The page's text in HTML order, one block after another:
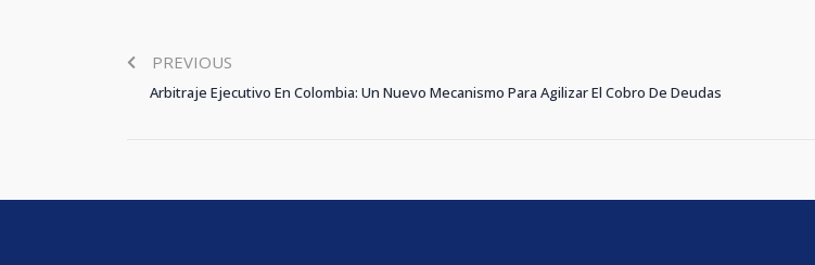
PREVIOUS
Arbitraje Ejecutivo En Colombia: Un Nuevo Mecanismo Para Agilizar El Cobro De Deudas